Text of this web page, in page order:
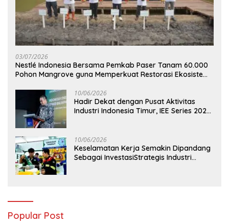
03/07/2026
Nestlé Indonesia Bersama Pemkab Paser Tanam 60.000
Pohon Mangrove guna Memperkuat Restorasi Ekosistem
10/06/2026
Hadir Dekat dengan Pusat Aktivitas
Industri Indonesia Timur, IEE Series 2026
10/06/2026
Keselamatan Kerja Semakin Dipandang
Sebagai InvestasiStrategis Industri
Popular Post